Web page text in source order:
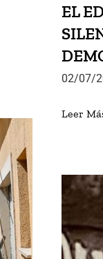
EL
02/07/
Leer